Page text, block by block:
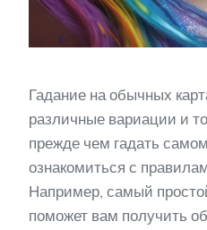
Гадание на обычных
различные вариации и
прежде чем гадать
ознакомиться с
Например, самый
поможет вам получить